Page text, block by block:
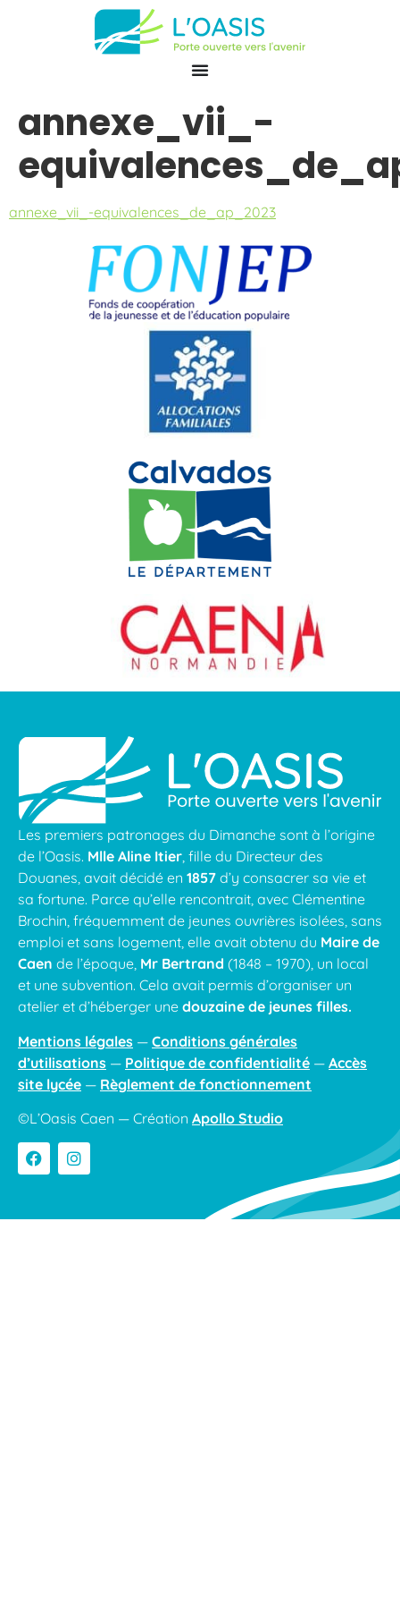
annexe_vii_-
annexe_vii_-equivalences_de_ap_2023
Les premiers patronages du Dimanche sont à l’origine
de l’Oasis. Mlle Aline Itier, fille du Directeur des
Douanes, avait décidé en 1857 d’y consacrer sa vie et
sa fortune. Parce qu’elle rencontrait, avec Clémentine
Brochin, fréquemment de jeunes ouvrières isolées, sans
emploi et sans logement, elle avait obtenu du Maire de
Caen de l’époque, Mr Bertrand (1848 – 1970), un local
et une subvention. Cela avait permis d’organiser un
atelier et d’héberger une douzaine de jeunes filles.
Mentions légales — Conditions générales
d’utilisations — Politique de confidentialité — Accès
site lycée — Règlement de fonctionnement
©L’Oasis Caen — Création Apollo Studio